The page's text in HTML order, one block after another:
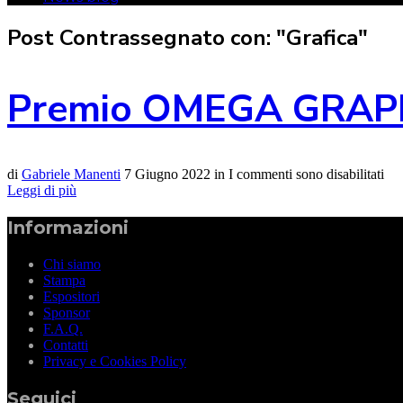
Post Contrassegnato con: "Grafica"
Premio OMEGA
di Gabriele Manenti 7 Giugno 2022 in I commenti sono disabilitati
Leggi di più
Informazioni
Chi siamo
Stampa
Espositori
Sponsor
F.A.Q.
Contatti
Privacy e Cookies Policy
Seguici